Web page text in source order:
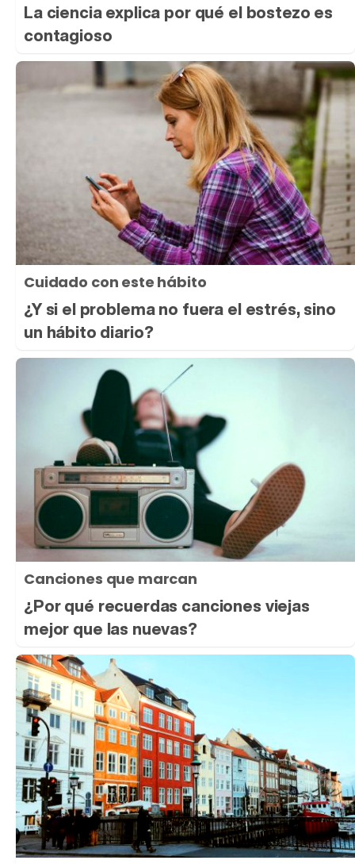
La ciencia explica por qué el bostezo es
contagioso
Cuidado con este hábito
¿Y si el problema no fuera el estrés, sino
un hábito diario?
Canciones que marcan
¿Por qué recuerdas canciones viejas
mejor que las nuevas?